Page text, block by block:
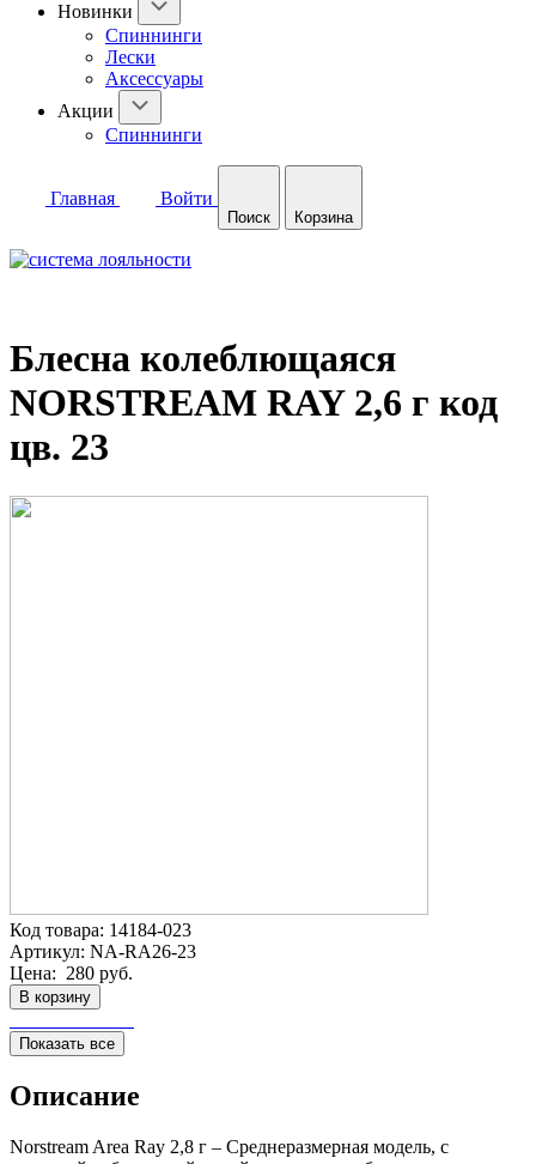
Новинки
Спиннинги
Лески
Аксессуары
Акции
Спиннинги
Главная Войти
Поиск Корзина
Блесна колеблющаяся
NORSTREAM RAY 2,6 г код
цв. 23
Код товара: 14184-023
Артикул: NA-RA26-23
Цена: 280 руб.
В корзину
Показать все
Описание
Norstream Area Ray 2,8 г – Среднеразмерная модель, с